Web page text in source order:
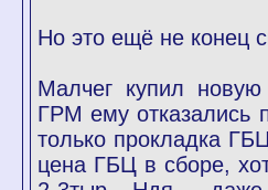
Но это ещё не конец
Малчег купил
ГРМ ему отказались
только прокладка
цена ГБЦ в сборе,